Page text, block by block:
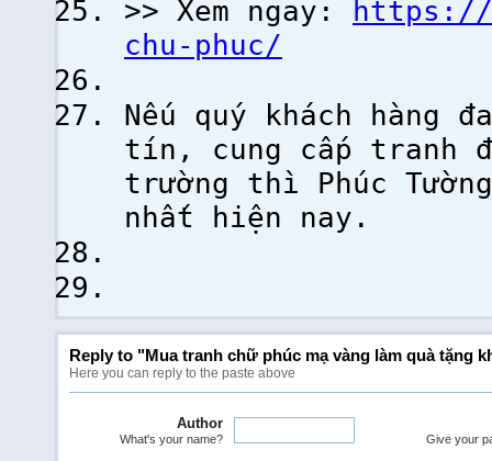
>> Xem ngay:
https://
chu-phuc/
Nếu quý khách hàng
tín, cung cấp tranh
trường thì Phúc
nhất hiện nay.
Reply to "Mua tranh chữ phúc mạ vàng làm quà tặng
Here you can reply to the paste above
Author
What's your name? Give your